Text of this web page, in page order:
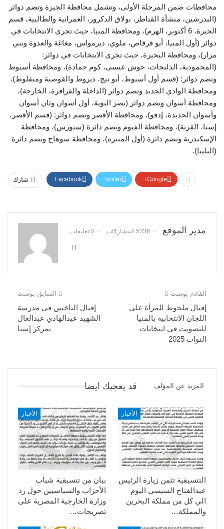
محافظات ضمن المرحلة الأولى، وتشمل محافظة الجيزة وتضم دوائر
(البدرشين، منشأة القناطر، بولاق الدكرور، العمرانية والطالبية، قسم
الجيزة، 6 أكتوبر، الهرم)، ومحافظة المنيا، حيث تجرى الانتخابات في
دوائر (أول المنيا، أبو قرقاص، ملوي، ديرمواس، مغاغة والعدوة وبني
مزار)، ومحافظة البحيرة، حيث تجرى الانتخابات في دوائر:
(المحمودية، الدلنجات، حوش عيسى، كوم حمادة)، ومحافظة أسيوط
وتضم دوائر: (قسم أول أسيوط، أبو تيج، ديروط والقوصية ومنفلوط)،
ومحافظة الوادي الجديد وتضم دوائر (الداخلة والفرافرة، الخارجة)،
ومحافظة أسوان وتضم دوائر (نصر النوبة، أول أسوان وثان أسوان
وأسوان الجديدة، إدفو)، ومحافظة الأقصر وتضم دوائر: (قسم الأقصر،
إسنا، القرنة)، ومحافظة الفيوم وتضم دائرة (سنورس)، ومحافظة
الإسكندرية وتضم دائرة (أول المنتزه)، ومحافظة سوهاج وتضم دائرة
(البلينا).
شارك Facebook Twitter Google+
مدير الموقع 5236 المشاركات 0 تعليقات
السابق بوست
إقبال الناخبين في مدرسة
الشهيد عبدالهادي عبدالعال
بمركز إسنا
القادم بوست
إقبال ملحوظ للمرأة على
اللجان الانتخابية بالمنيا
للتصويت في انتخابات
النواب 2025
قد يعجبك ايضا المزيد عن المؤلف
الأخبار
بيان من تنسيقية شباب
الأحزاب والسياسيين حول رد
وزارة الخارجية المصرية على
تصريحات…
الأخبار
التنسيقية تثمن زيارة الرئيس
عبدالفتاح السيسى اليوم
الي كل من مملكة البحرين
والمملكة…